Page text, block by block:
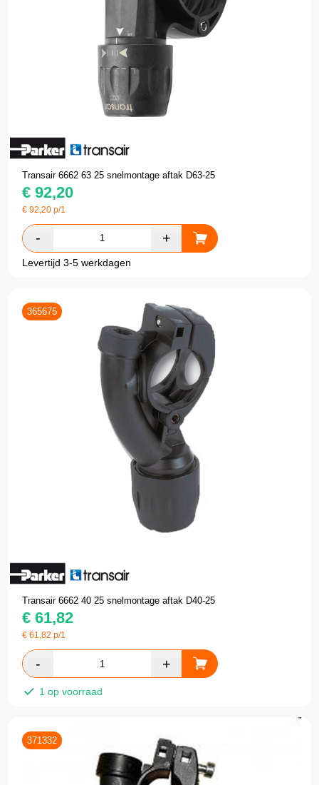
Transair 6662 63 25 snelmontage aftak D63-25
€ 92,20
€92,20 p/1
Levertijd 3-5 werkdagen
365675
Transair 6662 40 25 snelmontage aftak D40-25
€ 61,82
€61,82 p/1
1 op voorraad
371332